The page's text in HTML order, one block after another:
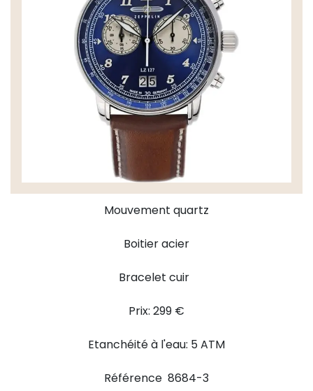
Mouvement quartz
Boitier acier
Bracelet cuir
Prix: 299 €
Etanchéité à l'eau: 5 ATM
Référence 8684-3